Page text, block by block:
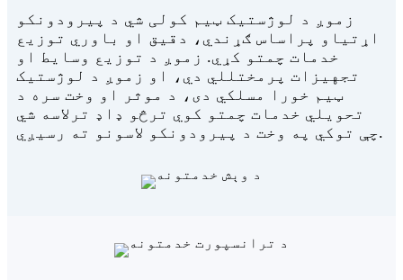
زموږ د لوژستیک ټیم کولی شي د پیرودونکو
اړتیاو پراساس ګړندي، دقیق او باوري توزیع
خدمات چمتو کړي. زموږ د توزیع وسایط او
تجهیزات پرمختللي دي، او زموږ د لوژستیک
ټیم خورا مسلکي دی، د موثر او وخت سره د
تحویلي خدمات چمتو کوي ترڅو ډاډ ترلاسه شي
چې توکي په وخت د پیرودونکو لاسونو ته رسیږي.